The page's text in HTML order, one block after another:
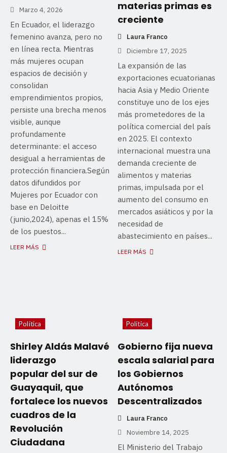
Marzo 4, 2026
En Ecuador, el liderazgo
femenino avanza, pero no
en línea recta. Mientras
más mujeres ocupan
espacios de decisión y
consolidan
emprendimientos propios,
persiste una brecha menos
visible, aunque
profundamente
determinante: el acceso
desigual a herramientas de
protección financiera.Según
datos difundidos por
Mujeres por Ecuador con
base en Deloitte
(junio,2024), apenas el 15%
de los puestos...
LEER MÁS
materias primas es
creciente
Laura Franco
Diciembre 17, 2025
La expansión de las
exportaciones ecuatorianas
hacia Asia y Medio Oriente
constituye uno de los ejes
más prometedores de la
política comercial del país
en 2025. El contexto
internacional muestra una
demanda creciente de
alimentos y materias
primas, impulsada por el
aumento del consumo en
mercados asiáticos y por la
necesidad de
abastecimiento en países...
LEER MÁS
Política
Shirley Aldás Malavé:
liderazgo
popular del sur de
Guayaquil, que
fortalece los nuevos
cuadros de la
Revolución
Ciudadana
Política
Gobierno fija nueva
escala salarial para
los Gobiernos
Autónomos
Descentralizados
Laura Franco
Noviembre 14, 2025
El Ministerio del Trabajo